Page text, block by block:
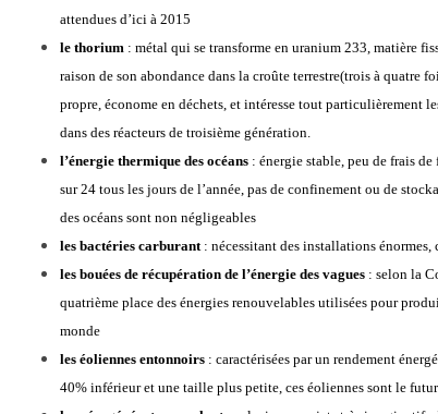
attendues d’ici à 2015
le thorium : métal qui se transforme en uranium 233, matière
raison de son abondance dans la croûte terrestre(trois à quatre
propre, économe en déchets, et intéresse tout particulièrement
dans des réacteurs de troisième génération.
l’énergie thermique des océans : énergie stable, peu de frais
sur 24 tous les jours de l’année, pas de confinement ou de
des océans sont non négligeables
les bactéries carburant : nécessitant des installations
les bouées de récupération de l’énergie des vagues : selon la
quatrième place des énergies renouvelables utilisées pour
monde
les éoliennes entonnoirs : caractérisées par un rendement
40% inférieur et une taille plus petite, ces éoliennes sont le